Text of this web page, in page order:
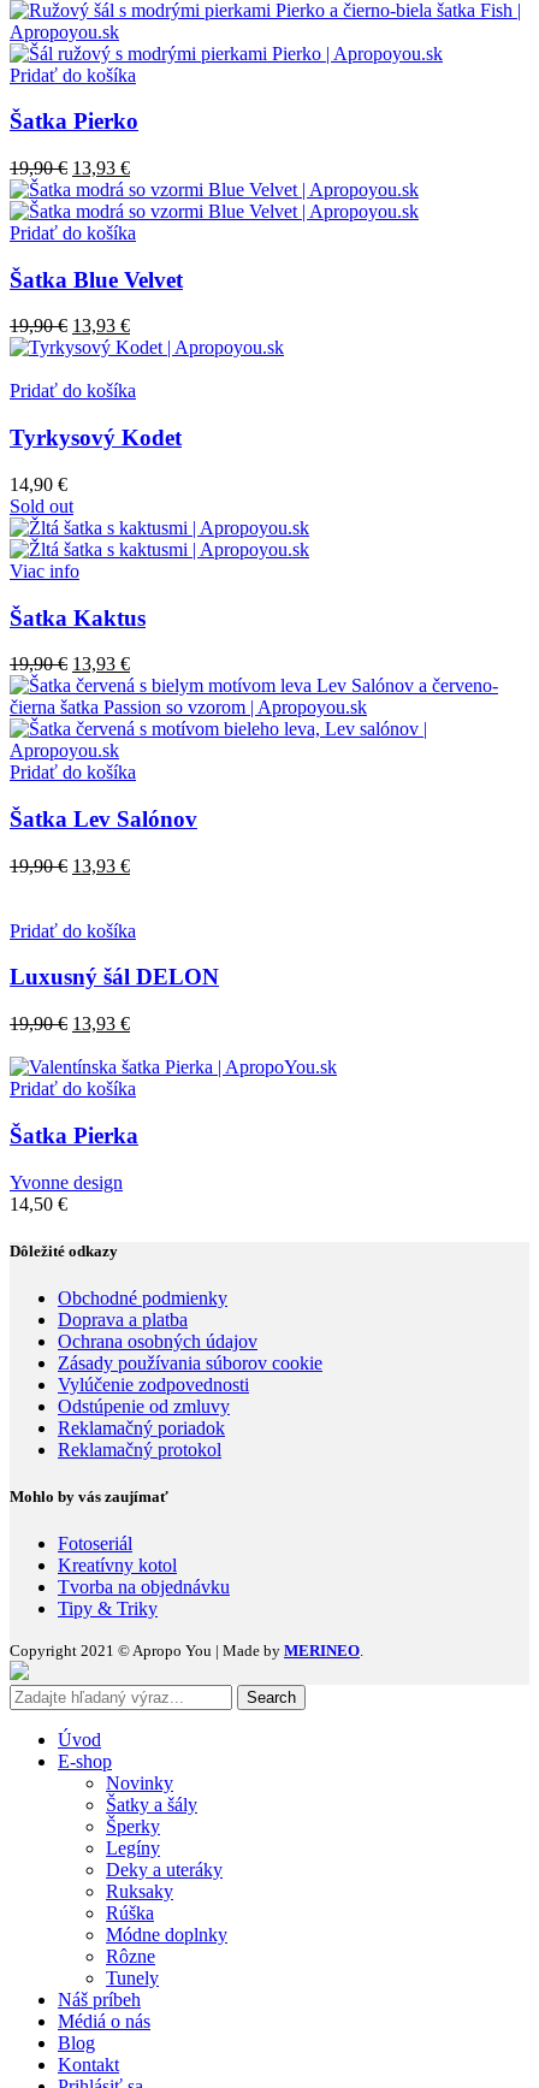
Pridať do košíka
Šatka Pierko
19,90€ 13,93 €
Pridať do košíka
Šatka Blue Velvet
19,90€ 13,93 €
Pridať do košíka
Tyrkysový Kodet
14,90 €
Sold out
Viac info
Šatka Kaktus
19,90€ 13,93 €
Pridať do košíka
Šatka Lev Salónov
19,90€ 13,93 €
Pridať do košíka
Luxusný šál DELON
19,90€ 13,93 €
Pridať do košíka
Šatka Pierka
Yvonne design
14,50 €
Dôležité odkazy
Obchodné podmienky
Doprava a platba
Ochrana osobných údajov
Zásady používania súborov cookie
Vylúčenie zodpovednosti
Odstúpenie od zmluvy
Reklamačný poriadok
Reklamačný protokol
Mohlo by vás zaujímať
Fotoseriál
Kreatívny kotol
Tvorba na objednávku
Tipy & Triky
Copyright 2021 © Apropo You | Made by MERINEO.
Search
Úvod
E-shop
Novinky
Šatky a šály
Šperky
Legíny
Deky a uteráky
Ruksaky
Rúška
Módne doplnky
Rôzne
Tunely
Náš príbeh
Médiá o nás
Blog
Kontakt